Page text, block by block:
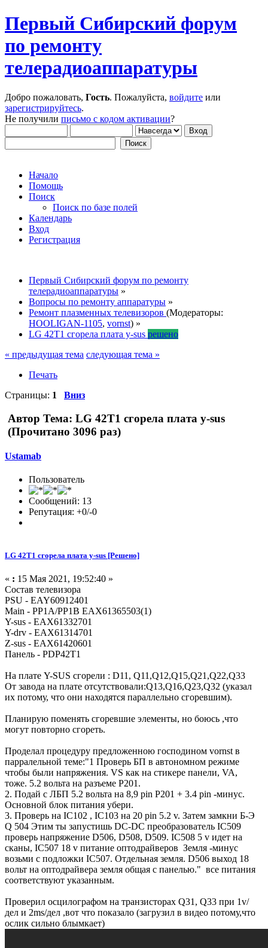
Первый Сибирский форум
по ремонту
телерадиоаппаратуры
Добро пожаловать, Гость. Пожалуйста, войдите или
зарегистрируйтесь.
Не получили письмо с кодом активации?
Начало
Помощь
Поиск
Поиск по базе полей
Календарь
Вход
Регистрация
Первый Сибирский форум по ремонту
телерадиоаппаратуры »
Вопросы по ремонту аппаратуры »
Ремонт плазменных телевизоров (Модераторы:
HOOLIGAN-1105, vornst) »
LG 42T1 сгорела плата y-sus решено
« предыдущая тема следующая тема »
Печать
Страницы: 1 Вниз
Автор Тема: LG 42T1 сгорела плата y-sus
(Прочитано 3096 раз)
Ustamab
Пользователь
Сообщений: 13
Репутация: +0/-0
LG 42T1 сгорела плата y-sus [Решено]
« : 15 Мая 2021, 19:52:40 »
Состав телевизора
PSU - EAY60912401
Main - PP1A/PP1B EAX61365503(1)
Y-sus - EAX61332701
Y-drv - EAX61314701
Z-sus - EAX61420601
Панель - PDP42T1
На плате Y-SUS сгорели : D11, Q11,Q12,Q15,Q21,Q22,Q33
От завода на плате отсутствовали:Q13,Q16,Q23,Q32 (указал
их потому, что они находятся параллельно сгоревшим).
Планирую поменять сгоревшие элементы, но боюсь ,что
могут повторно сгореть.
Проделал процедуру предложенною господином vornst в
парралельной теме:"1 Проверь БП в автономном режиме
чтобы были напряжения. VS как на стикере панели, VA,
тоже. 5.2 вольта на разъеме P201.
2. Подай с ЛБП 5.2 вольта на 8,9 pin P201 + 3.4 pin -минус.
Основной блок питания убери.
3. Проверь на IC102 , IC103 на 20 pin 5.2 v. Затем замкни Б-Э
Q 504 Этим ты запустишь DC-DC преобразователь IC509
проверь напряжение D506, D508, D509. IC508 5 v идет на
сканы, IC507 18 v питание оптодрайверов Земля -минус
возьми с подложки IC507. Отдельная земля. D506 выход 18
вольт на оптодрайвера земля общая с панелью." все питания
соответствуют указанным.
Проверил осцилографом на транзисторах Q31, Q33 при 1v/
дел и 2ms/дел ,вот что показало (загрузил в видео потому,что
ослик сильно блымкает)